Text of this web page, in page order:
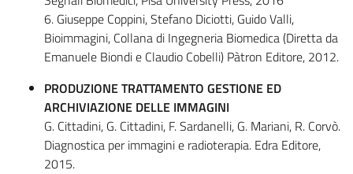
6. Giuseppe Coppini, Stefano Diciotti, Guido Valli,
Bioimmagini, Collana di Ingegneria Biomedica (Diretta da
Emanuele Biondi e Claudio Cobelli) Pàtron Editore, 2012.
PRODUZIONE TRATTAMENTO GESTIONE ED
ARCHIVIAZIONE DELLE IMMAGINI
G. Cittadini, G. Cittadini, F. Sardanelli, G. Mariani, R. Corvò.
Diagnostica per immagini e radioterapia. Edra Editore,
2015.